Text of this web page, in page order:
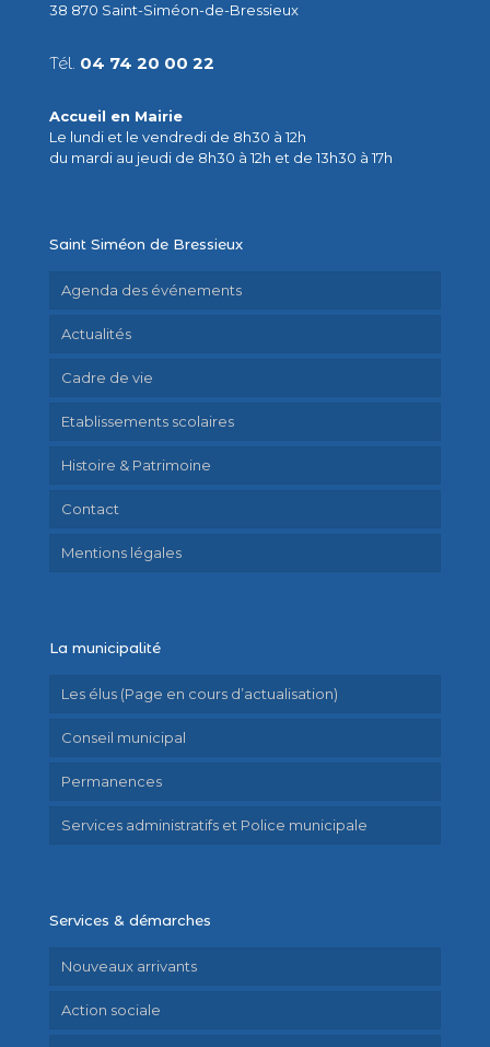
38 870 Saint-Siméon-de-Bressieux
Tél. 04 74 20 00 22
Accueil en Mairie
Le lundi et le vendredi de 8h30 à 12h
du mardi au jeudi de 8h30 à 12h et de 13h30 à 17h
Saint Siméon de Bressieux
Agenda des événements
Actualités
Cadre de vie
Etablissements scolaires
Histoire & Patrimoine
Contact
Mentions légales
La municipalité
Les élus (Page en cours d’actualisation)
Conseil municipal
Permanences
Services administratifs et Police municipale
Services & démarches
Nouveaux arrivants
Action sociale